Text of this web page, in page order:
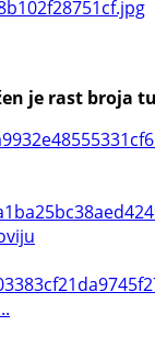
je rast